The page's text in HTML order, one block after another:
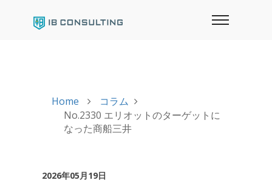
Home
コラム
No.2330 エリオットのターゲットに
なった商船三井
2026年05月19日